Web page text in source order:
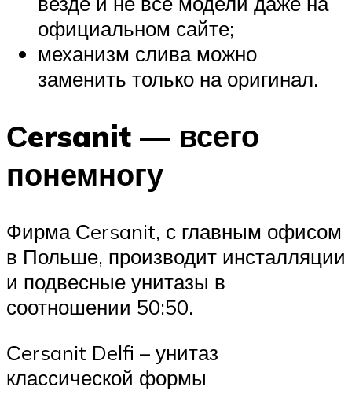
официальном сайте;
механизм слива можно
заменить только на оригинал.
Сersanit — всего
понемногу
Фирма Сersanit, с главным офисом
в Польше, производит инсталляции
и подвесные унитазы в
соотношении 50:50.
Сersanit Delfi – унитаз
классической формы